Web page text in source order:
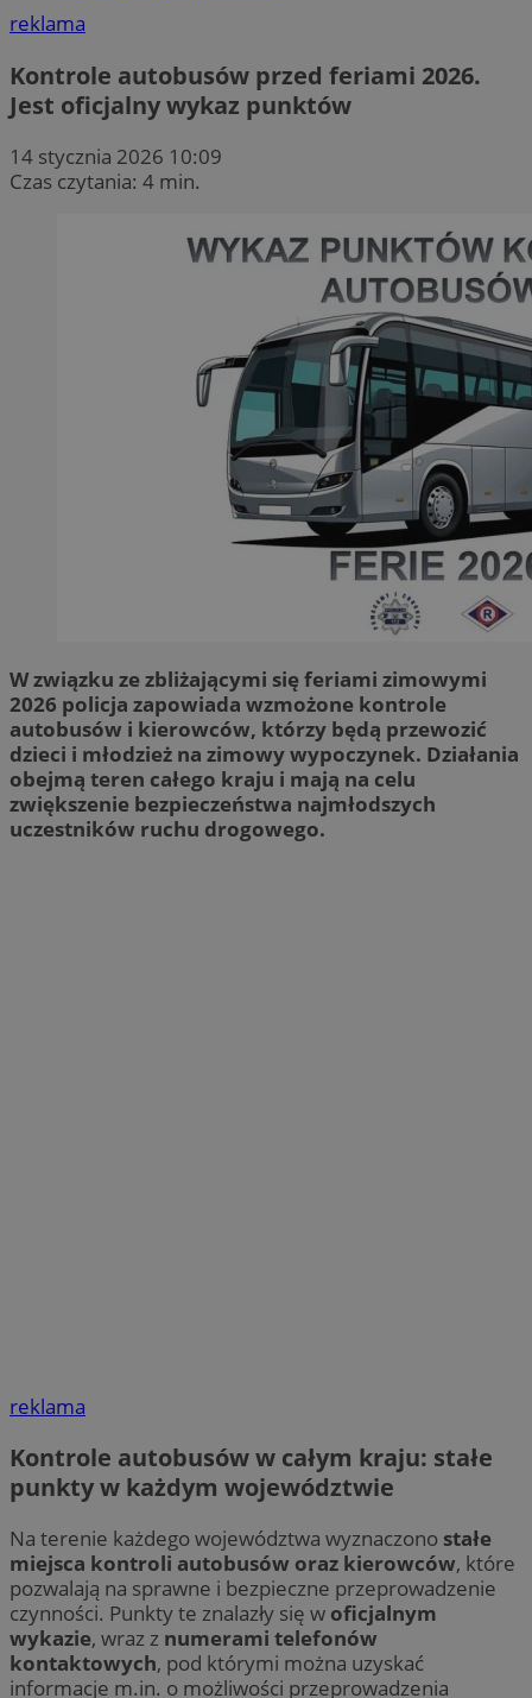
reklama
Kontrole autobusów przed feriami 2026.
Jest oficjalny wykaz punktów
14 stycznia 2026 10:09
Czas czytania: 4 min.
W związku ze zbliżającymi się feriami zimowymi
2026 policja zapowiada wzmożone kontrole
autobusów i kierowców, którzy będą przewozić
dzieci i młodzież na zimowy wypoczynek. Działania
obejmą teren całego kraju i mają na celu
zwiększenie bezpieczeństwa najmłodszych
uczestników ruchu drogowego.
reklama
Kontrole autobusów w całym kraju: stałe
punkty w każdym województwie
Na terenie każdego województwa wyznaczono stałe
miejsca kontroli autobusów oraz kierowców, które
pozwalają na sprawne i bezpieczne przeprowadzenie
czynności. Punkty te znalazły się w oficjalnym
wykazie, wraz z numerami telefonów
kontaktowych, pod którymi można uzyskać
informacje m.in. o możliwości przeprowadzenia